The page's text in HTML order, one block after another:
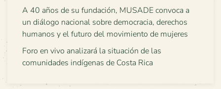
A 40 años de su fundación, MUSADE convoca a
un diálogo nacional sobre democracia, derechos
humanos y el futuro del movimiento de mujeres
Foro en vivo analizará la situación de las
comunidades indígenas de Costa Rica